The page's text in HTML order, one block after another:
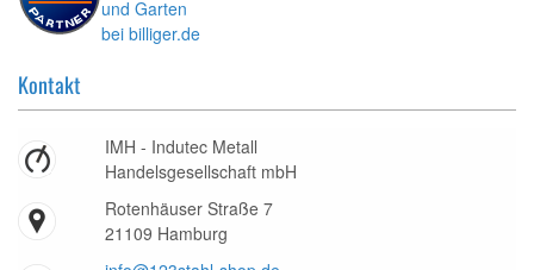
Kontakt
IMH - Indutec Metall
Handelsgesellschaft mbH
Rotenhäuser Straße 7
21109 Hamburg